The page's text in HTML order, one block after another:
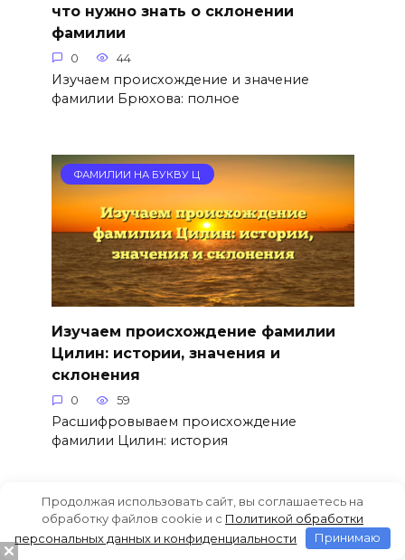
что нужно знать о склонении
фамилии
0 44
Изучаем происхождение и значение
фамилии Брюхова: полное
ФАМИЛИИ НА БУКВУ Ц
Изучаем происхождение фамилии
Цилин: истории, значения и
склонения
0 59
Расшифровываем происхождение
фамилии Цилин: история
ФАМИЛИИ НА БУКВУ Ц
Продолжая использовать сайт, вы соглашаетесь на
обработку файлов cookie и c Политикой обработки
персональных данных и конфиденциальности
Принимаю